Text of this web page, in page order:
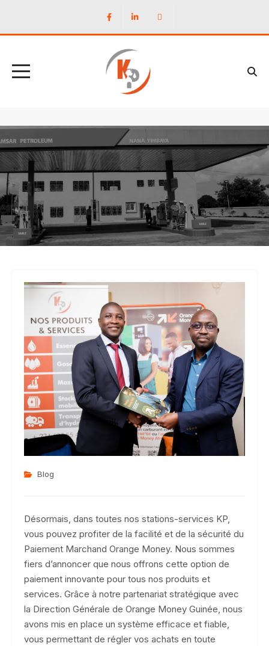
Blog
Désormais, dans toutes nos stations-services KP,
vous pouvez profiter de la facilité et de la sécurité du
Paiement Marchand Orange Money. Nous sommes
fiers d’annoncer que nous offrons cette option de
paiement innovante pour tous nos produits et
services. Grâce à notre partenariat stratégique avec
la Direction Générale de Orange Money Guinée, nous
avons mis en place un système efficace et fiable,
vous permettant de régler vos achats en toute